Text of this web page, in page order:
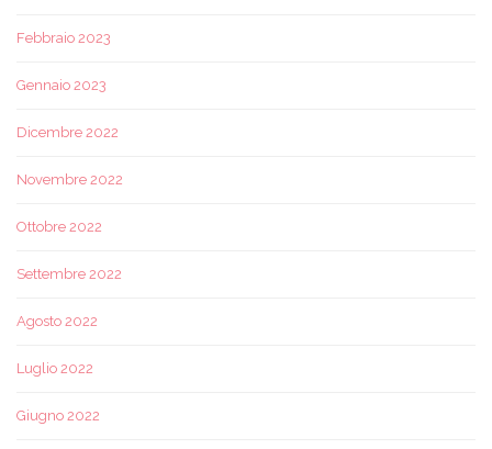
Febbraio 2023
Gennaio 2023
Dicembre 2022
Novembre 2022
Ottobre 2022
Settembre 2022
Agosto 2022
Luglio 2022
Giugno 2022